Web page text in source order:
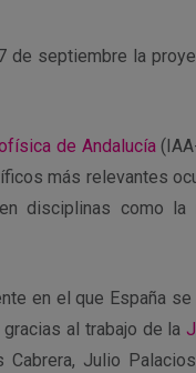
de septiembre la
de Andalucía
más relevantes
disciplinas como la
en el que España se
al trabajo de la
Julio